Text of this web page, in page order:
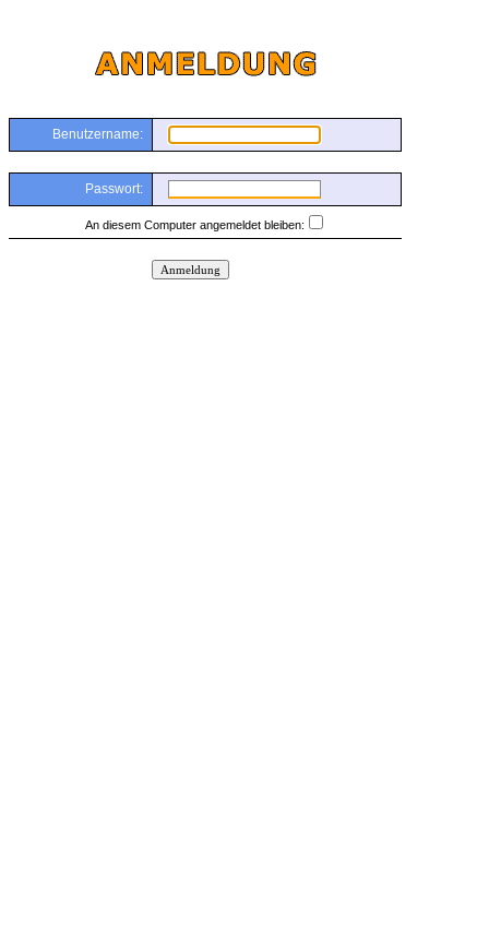
Benutzername:
Passwort:
An diesem Computer angemeldet bleiben: